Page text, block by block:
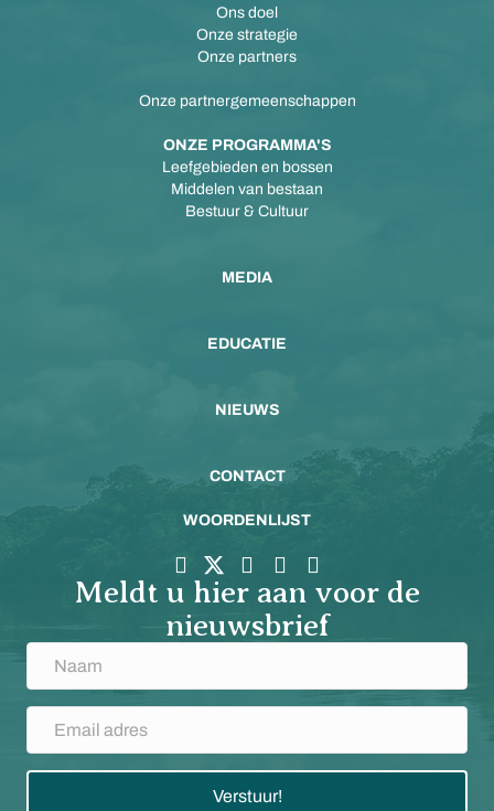
Ons doel
Onze strategie
Onze partners
Onze partnergemeenschappen
ONZE PROGRAMMA'S
Leefgebieden en bossen
Middelen van bestaan
Bestuur & Cultuur
MEDIA
EDUCATIE
NIEUWS
CONTACT
WOORDENLIJST
Meldt u hier aan voor de
nieuwsbrief
Verstuur!